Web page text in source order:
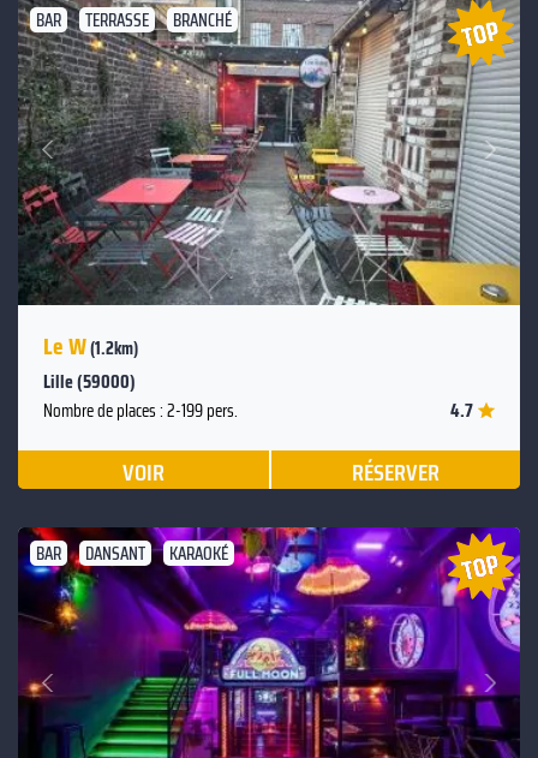
BAR TERRASSE BRANCHÉ
Précédent
Suivant
Le W(1.2km)
Lille (59000)
Nombre de places : 2-199 pers. 4.7
VOIR RÉSERVER
BAR DANSANT KARAOKÉ
Précédent
Suivant